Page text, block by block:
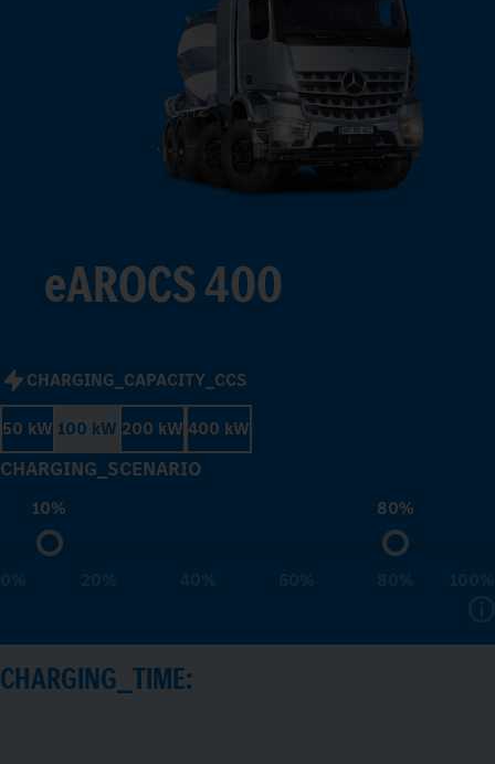
eAROCS 400
CHARGING_CAPACITY_CCS
50 kW 100 kW 200 kW 400 kW
CHARGING_SCENARIO
10% 80%
CHARGING_TIME: